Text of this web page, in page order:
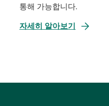
통해 가능합니다.
자세히 알아보기